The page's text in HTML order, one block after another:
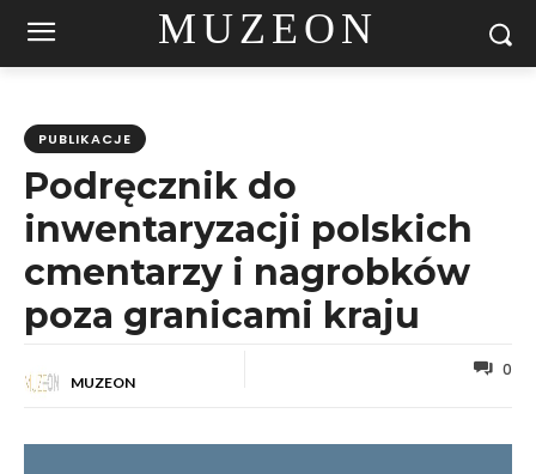
MUZEON
PUBLIKACJE
Podręcznik do
inwentaryzacji polskich
cmentarzy i nagrobków
poza granicami kraju
MUZEON
0